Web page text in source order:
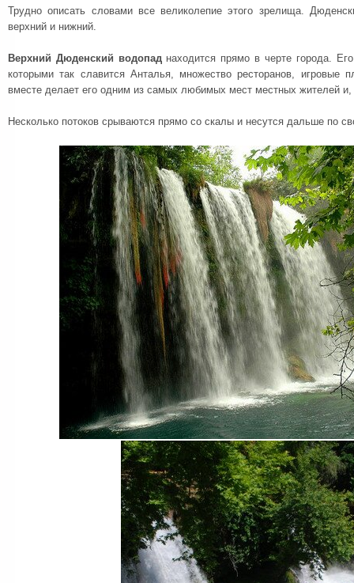
Трудно описать словами все великолепие этого зрелища.
верхний и нижний.
Верхний Дюденский водопаднаходится прямо в черте города.
которыми так славится Анталья, множество ресторанов, игровые
вместе делает его одним из самых любимых мест местных жителей и,
Несколько потоков срываются прямо со скалы и несутся дальше по